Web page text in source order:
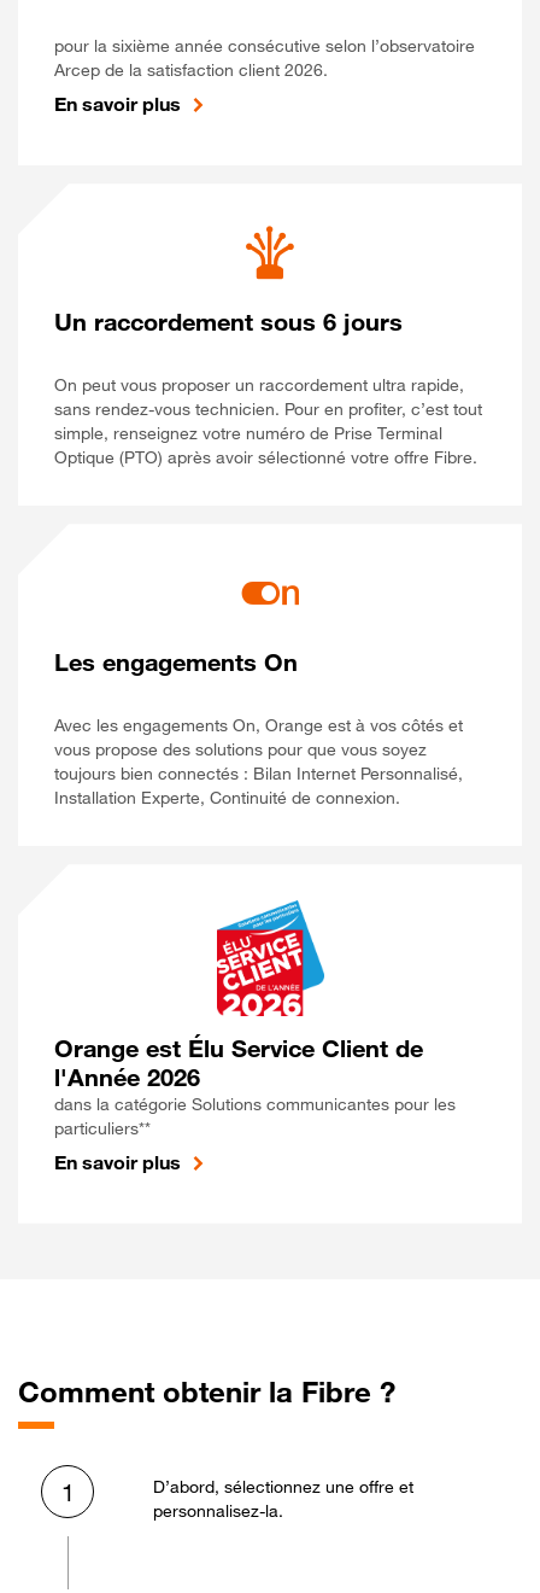
pour la sixième année consécutive selon l’observatoire
Arcep de la satisfaction client 2026.
En savoir plus
Un raccordement sous 6 jours
On peut vous proposer un raccordement ultra rapide,
sans rendez-vous technicien. Pour en profiter, c’est tout
simple, renseignez votre numéro de Prise Terminal
Optique (PTO) après avoir sélectionné votre offre Fibre.
Les engagements On
Avec les engagements On, Orange est à vos côtés et
vous propose des solutions pour que vous soyez
toujours bien connectés : Bilan Internet Personnalisé,
Installation Experte, Continuité de connexion.
Orange est Élu Service Client de
l'Année 2026
dans la catégorie Solutions communicantes pour les
particuliers**
En savoir plus
Comment obtenir la Fibre ?
1
D’abord, sélectionnez une offre et
personnalisez-la.